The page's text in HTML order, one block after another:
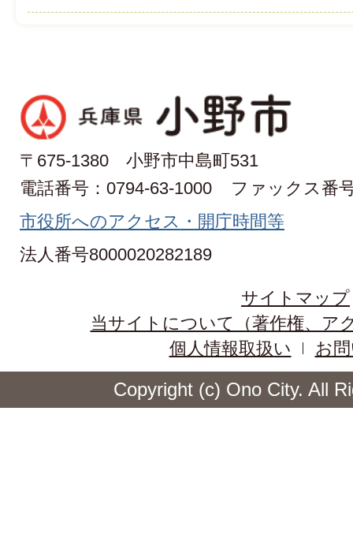
〒675-1380 小野市中島町531
電話番号：0794-63-1000
ファックス番
市役所へのアクセス・開庁時間等
法人番号8000020282189
サイトマップ
当サイトについて（著作権、ア
個人情報取扱い
お
Copyright (c) Ono City. All